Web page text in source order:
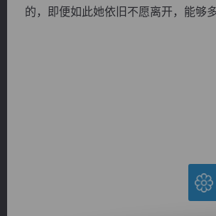
的，即便如此她依旧不愿离开，能够